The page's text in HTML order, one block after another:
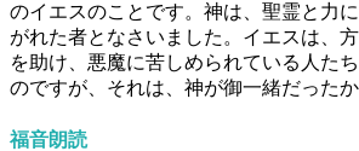
のイエスのことです。神は、聖霊と力
がれた者となさいました。イエスは、
を助け、悪魔に苦しめられている人た
のですが、それは、神が御一緒だったか
福音朗読